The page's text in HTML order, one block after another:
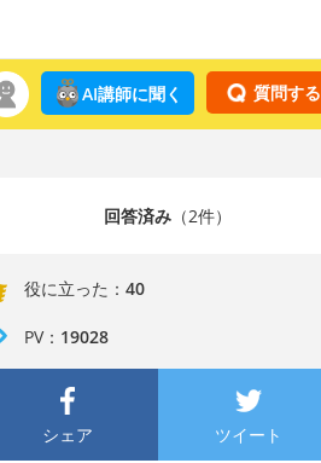
質問する
AI講師に聞く
回答済み（2件）
役に立った： 40
PV： 19028
シェア ツイート